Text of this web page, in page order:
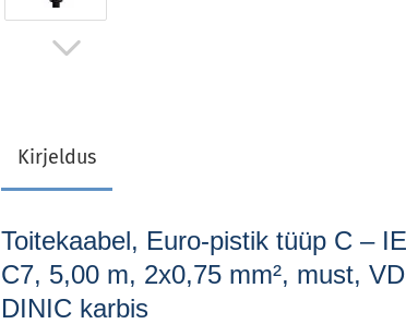
Kirjeldus
Toitekaabel, Euro-pistik tüüp C –
C7, 5,00 m, 2x0,75 mm², must,
DINIC karbis